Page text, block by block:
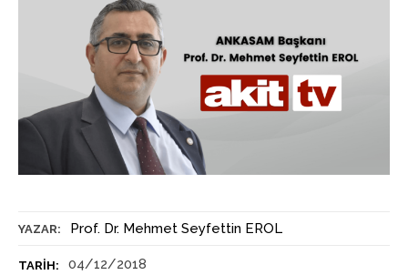
YAZAR: Prof. Dr. Mehmet Seyfettin EROL
TARIH: 04/12/2018